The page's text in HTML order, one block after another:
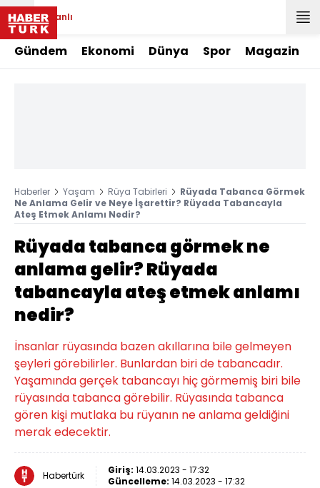
Canlı
Gündem Ekonomi Dünya Spor Magazin
Haberler Yaşam Rüya Tabirleri
Rüyada Tabanca Görmek
Ne Anlama Gelir ve Neye İşarettir? Rüyada Tabancayla
Ateş Etmek Anlamı Nedir?
Rüyada tabanca görmek ne
anlama gelir? Rüyada
tabancayla ateş etmek anlamı
nedir?
İnsanlar rüyasında bazen akıllarına bile gelmeyen
şeyleri görebilirler. Bunlardan biri de tabancadır.
Yaşamında gerçek tabancayı hiç görmemiş biri bile
rüyasında tabanca görebilir. Rüyasında tabanca
gören kişi mutlaka bu rüyanın ne anlama geldiğini
merak edecektir.
Habertürk Giriş: 14.03.2023 - 17:32
Güncelleme: 14.03.2023 - 17:32